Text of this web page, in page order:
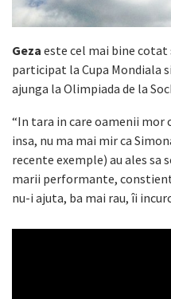
Geza este cel mai bine cotat
participat la Cupa Mondiala
ajunga la Olimpiada de la
“In tara in care oamenii
insa, nu ma mai mir ca
recente exemple) au ales sa
marii performante,
nu-i ajuta, ba mai rau, îi